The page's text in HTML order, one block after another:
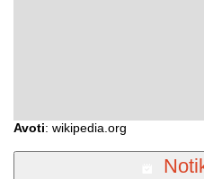
Avoti: wikipedia.org